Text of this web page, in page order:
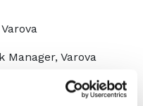
Varova